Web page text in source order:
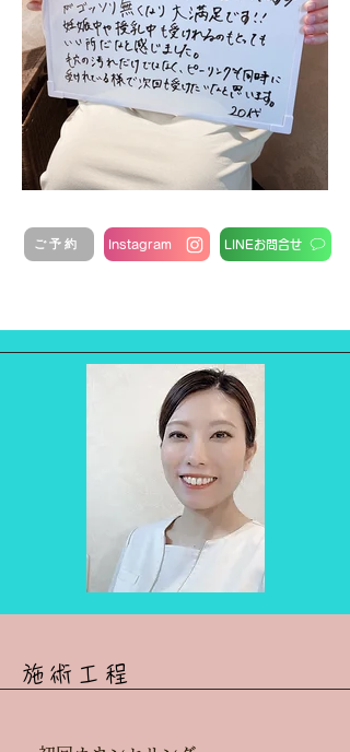
ご予約 Instagram LINEお問合せ
施術工程